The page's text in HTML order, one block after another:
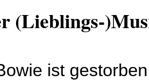
(Lieblings-
ist